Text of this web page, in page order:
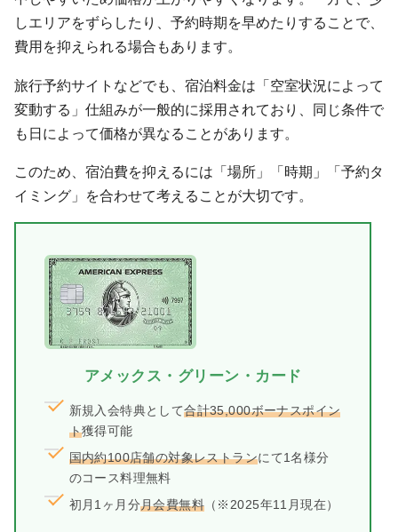
しエリアをずらしたり、予約時期を早めたりすることで、
費用を抑えられる場合もあります。
旅行予約サイトなどでも、宿泊料金は「空室状況によって
変動する」仕組みが一般的に採用されており、同じ条件で
も日によって価格が異なることがあります。
このため、宿泊費を抑えるには「場所」「時期」「予約タ
イミング」を合わせて考えることが大切です。
アメックス・グリーン・カード
新規入会特典として合計35,000ボーナスポイン
ト獲得可能
国内約100店舗の対象レストランにて1名様分
のコース料理無料
初月1ヶ月分月会費無料 （※2025年11月現在）